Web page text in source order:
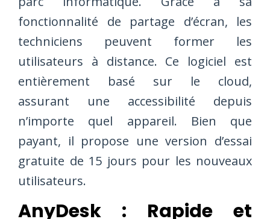
fonctionnalité de partage d’écran, les
techniciens peuvent former les
utilisateurs à distance. Ce logiciel est
entièrement basé sur le cloud,
assurant une accessibilité depuis
n’importe quel appareil. Bien que
payant, il propose une version d’essai
gratuite de 15 jours pour les nouveaux
utilisateurs.
AnyDesk : Rapide et